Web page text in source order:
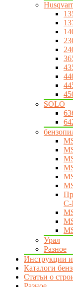
SOLO
Урал
Разное
Инструкции
Каталоги
Статьи о